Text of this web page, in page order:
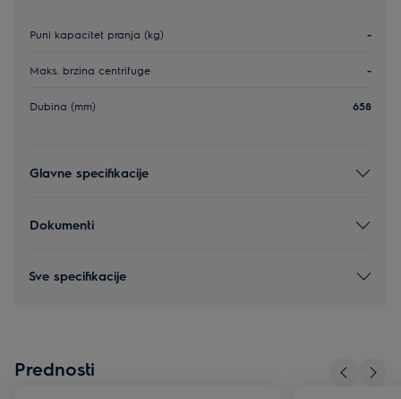
Puni kapacitet pranja (kg) -
Maks. brzina centrifuge -
Dubina (mm) 658
Glavne specifikacije
Dokumenti
Sve specifikacije
Prednosti